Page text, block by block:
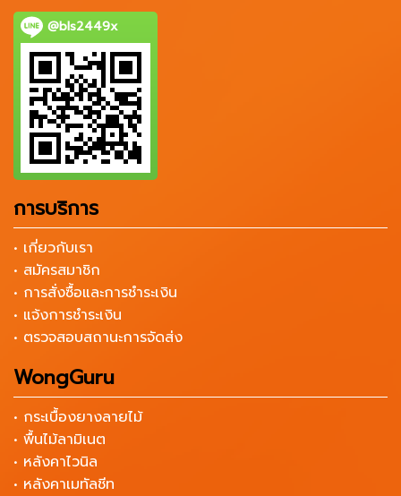
@bls2449x
การบริการ
• เกี่ยวกับเรา
• สมัครสมาชิก
• การสั่งซื้อและการชำระเงิน
• แจ้งการชำระเงิน
• ตรวจสอบสถานะการจัดส่ง
WongGuru
• กระเบื้องยางลายไม้
• พื้นไม้ลามิเนต
• หลังคาไวนิล
• หลังคาเมทัลชีท